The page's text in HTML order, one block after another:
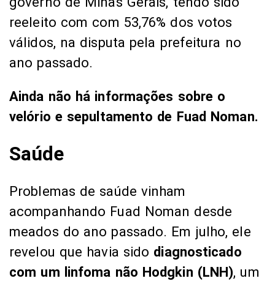
reeleito com com 53,76% dos votos
válidos, na disputa pela prefeitura no
ano passado.
Ainda não há informações sobre o
velório e sepultamento de Fuad Noman.
Saúde
Problemas de saúde vinham
acompanhando Fuad Noman desde
meados do ano passado. Em julho, ele
revelou que havia sido diagnosticado
com um linfoma não Hodgkin (LNH), um